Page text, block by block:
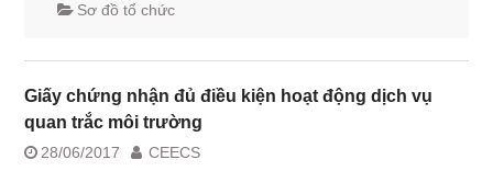
Sơ đồ tổ chức
Giấy chứng nhận đủ điều kiện hoạt động dịch vụ
quan trắc môi trường
28/06/2017 CEECS